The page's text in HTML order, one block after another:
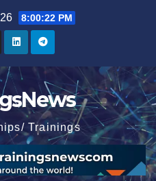
8:00:23 PM
Trainings